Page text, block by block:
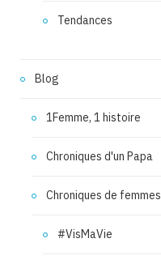
Tendances
Blog
1Femme, 1 histoire
Chroniques d'un Papa
Chroniques de femmes
#VisMaVie